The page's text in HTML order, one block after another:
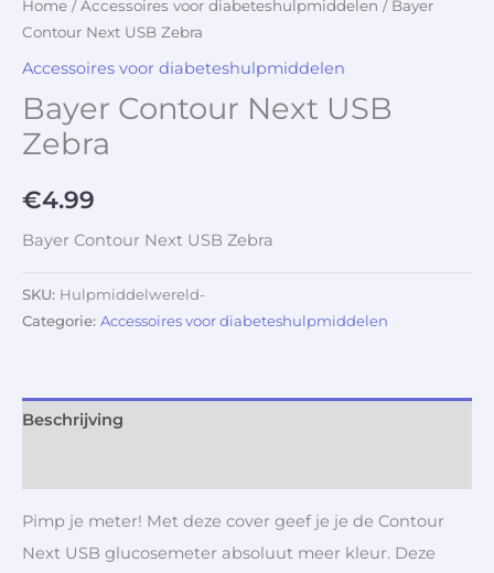
Home /Accessoires voor diabeteshulpmiddelen / Bayer
Contour Next USB Zebra
Accessoires voor diabeteshulpmiddelen
Bayer Contour Next USB
Zebra
€4.99
Bayer Contour Next USB Zebra
SKU: Hulpmiddelwereld-
Categorie: Accessoires voor diabeteshulpmiddelen
Beschrijving
Pimp je meter! Met deze cover geef je je de Contour
Next USB glucosemeter absoluut meer kleur. Deze